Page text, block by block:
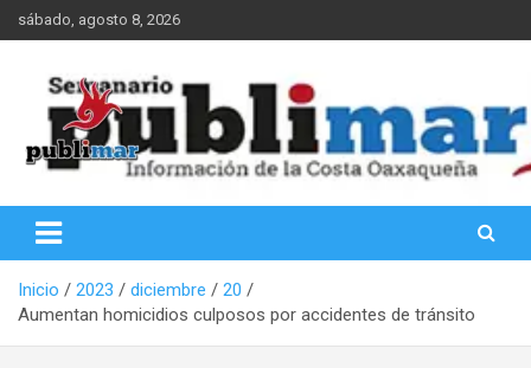
Saltar
al
sábado, agosto 8, 2026
PubliMar
Inicio 2023 diciembre
20
Aumentan homicidios culposos por accidentes de tránsito